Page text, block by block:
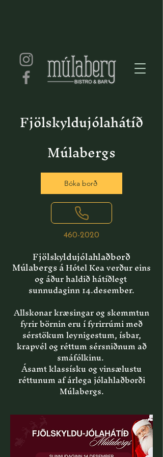
Fjölskyldujólahátíð
Múlabergs
Bóka borð
460-2020
Fjölskyldujólahlaðborð
Múlabergs áHótel Kea verður eins
og áður haldið hátíðlegt
sunnudaginn 14.desember.
Allskonar kræsingar og skemmtun
fyrir börnin eru í fyrirrúmi með
sérstökum leynigestum, ísbar,
krapvél og réttum sérsniðnum að
smáfólkinu.
Ásamt klassísku og vinsælustu
réttunum af árlega jólahlaðborði
Múlabergs.